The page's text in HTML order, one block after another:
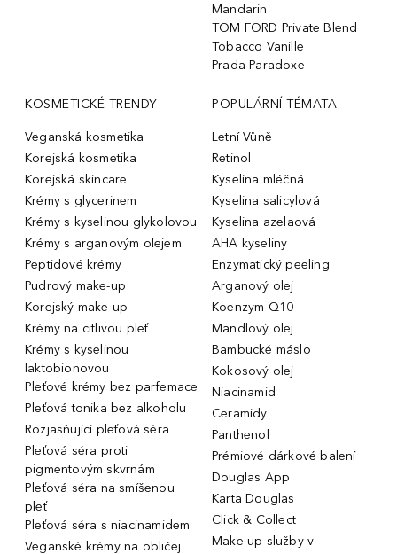
Mandarin
TOM FORD Private Blend
Tobacco Vanille
Prada Paradoxe
KOSMETICKÉ TRENDY
Veganská kosmetika
Korejská kosmetika
Korejská skincare
Krémy s glycerinem
Krémy s kyselinou glykolovou
Krémy s arganovým olejem
Peptidové krémy
Pudrový make-up
Korejský make up
Krémy na citlivou pleť
Krémy s kyselinou
laktobionovou
Pleťové krémy bez parfemace
Pleťová tonika bez alkoholu
Rozjasňující pleťová séra
Pleťová séra proti
pigmentovým skvrnám
Pleťová séra na smíšenou
pleť
Pleťová séra s niacinamidem
Veganské krémy na obličej
POPULÁRNÍ TÉMATA
Letní Vůně
Retinol
Kyselina mléčná
Kyselina salicylová
Kyselina azelaová
AHA kyseliny
Enzymatický peeling
Arganový olej
Koenzym Q10
Mandlový olej
Bambucké máslo
Kokosový olej
Niacinamid
Ceramidy
Panthenol
Prémiové dárkové balení
Douglas App
Karta Douglas
Click & Collect
Make-up služby v